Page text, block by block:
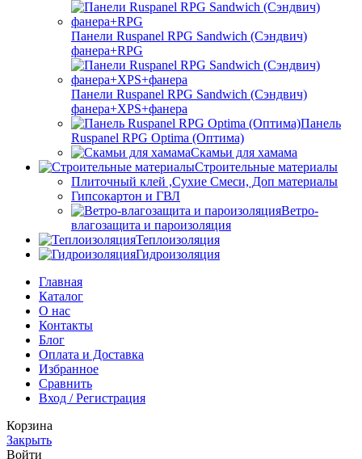
Панели Ruspanel RPG Sandwich (Сэндвич)
фанера+RPG
Панели Ruspanel RPG Sandwich (Сэндвич)
фанера+XPS+фанера
Панель
Ruspanel RPG Optima (Оптима)
Скамьи для хамама
Строительные материалы
Плиточный клей ,Сухие Смеси, Доп материалы
Гипсокартон и ГВЛ
Ветро-
влагозащита и пароизоляция
Теплоизоляция
Гидроизоляция
Главная
Каталог
О нас
Контакты
Блог
Оплата и Доставка
Избранное
Сравнить
Вход / Регистрация
Корзина
Закрыть
Войти